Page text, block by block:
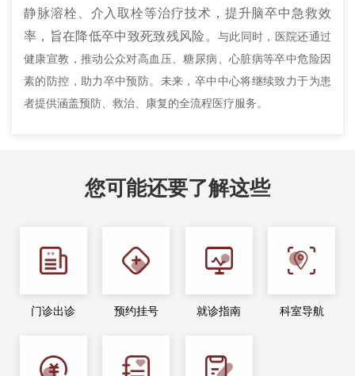
静脉溶栓、介入取栓等治疗技术，提升脑卒中急救效
率，旨在降低卒中致死致残风险。 与此同时，医院还通过
健康宣教，推动公众对高血压、糖尿病、心脏病等卒中危险因
素的防控，助力卒中预防。未来，卒中中心将继续致力于为患
者提供涵盖预防、救治、康复的全流程医疗服务。
您可能还要了解这些
门诊出诊 预约挂号 就诊指南 科室导航